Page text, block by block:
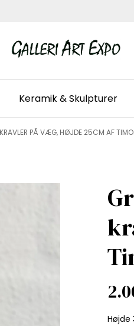
Keramik & Skulpturer
KRAVLER PÅ VÆG, HØJDE 25CM AF
Højde